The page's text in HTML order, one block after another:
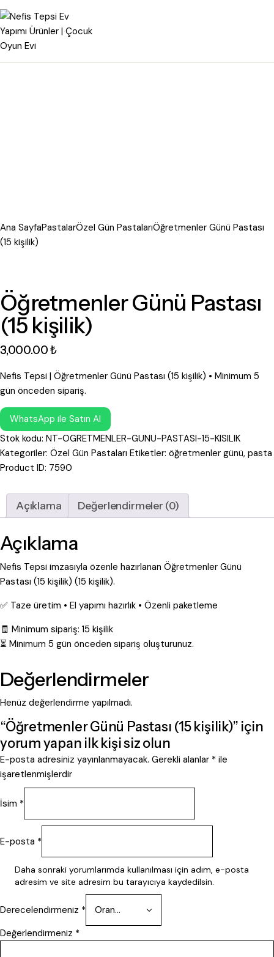
Ana SayfaPastalarÖzel Gün PastalarıÖğretmenler Günü Pastası
(15 kişilik)
Öğretmenler Günü Pastası
(15 kişilik)
3,000.00₺
Nefis Tepsi | Öğretmenler Günü Pastası (15 kişilik) • Minimum 5
gün önceden sipariş.
WhatsApp ile Satın Al
Stok kodu: NT-OGRETMENLER-GUNU-PASTASI-15-KISILIK
Kategoriler: Özel Gün Pastaları Etiketler: öğretmenler günü, pasta
Product ID: 7590
Açıklama Değerlendirmeler (0)
Açıklama
Nefis Tepsi imzasıyla özenle hazırlanan Öğretmenler Günü
Pastası (15 kişilik) (15 kişilik).
✅ Taze üretim • El yapımı hazırlık • Özenli paketleme
🧾 Minimum sipariş: 15 kişilik
⏳ Minimum 5 gün önceden sipariş oluşturunuz.
Değerlendirmeler
Henüz değerlendirme yapılmadı.
“Öğretmenler Günü Pastası (15 kişilik)” için
yorum yapan ilk kişi siz olun
E-posta adresiniz yayınlanmayacak. Gerekli alanlar * ile
işaretlenmişlerdir
İsim *
E-posta *
Daha sonraki yorumlarımda kullanılması için adım, e-posta
adresim ve site adresim bu tarayıcıya kaydedilsin.
Derecelendirmeniz *
Değerlendirmeniz *